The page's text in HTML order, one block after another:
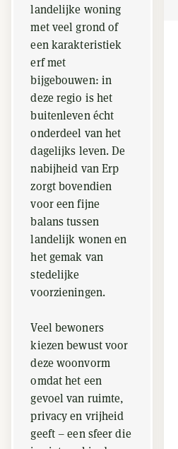
landelijke woning
met veel grond of
een karakteristiek
erf met
bijgebouwen: in
deze regio is het
buitenleven écht
onderdeel van het
dagelijks leven. De
nabijheid van Erp
zorgt bovendien
voor een fijne
balans tussen
landelijk wonen en
het gemak van
stedelijke
voorzieningen.
Veel bewoners
kiezen bewust voor
deze woonvorm
omdat het een
gevoel van ruimte,
privacy en vrijheid
geeft – een sfeer die